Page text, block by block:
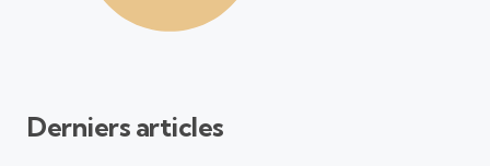
Derniers articles